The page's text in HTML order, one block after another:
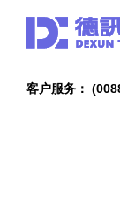
客户服务：